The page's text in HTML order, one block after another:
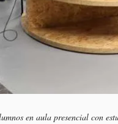
en aula presencial con